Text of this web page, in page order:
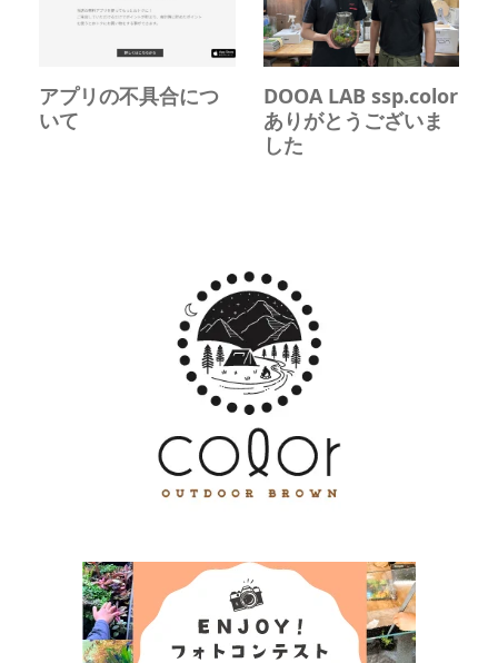
アプリの不具合につ
いて
DOOA LAB ssp.color
ありがとうございま
した